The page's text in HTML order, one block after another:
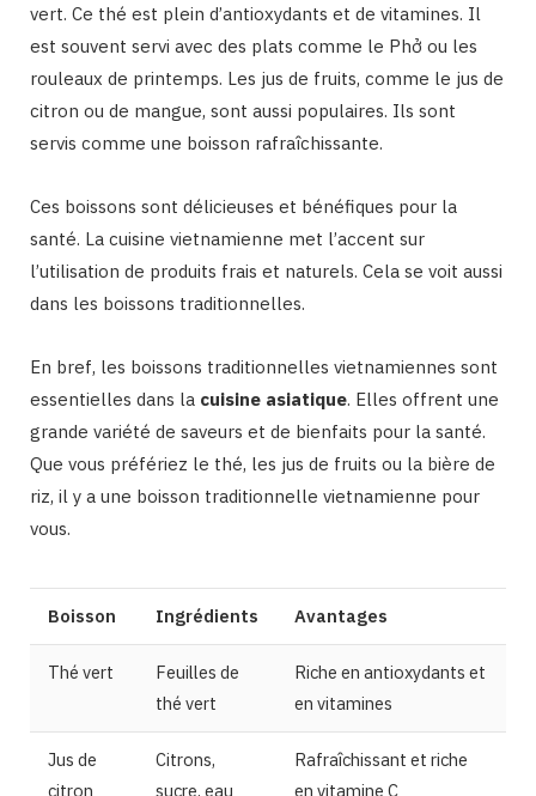
vert. Ce thé est plein d’antioxydants et de vitamines. Il
est souvent servi avec des plats comme le Phở ou les
rouleaux de printemps. Les jus de fruits, comme le jus de
citron ou de mangue, sont aussi populaires. Ils sont
servis comme une boisson rafraîchissante.
Ces boissons sont délicieuses et bénéfiques pour la
santé. La cuisine vietnamienne met l’accent sur
l’utilisation de produits frais et naturels. Cela se voit aussi
dans les boissons traditionnelles.
En bref, les boissons traditionnelles vietnamiennes sont
essentielles dans la cuisine asiatique. Elles offrent une
grande variété de saveurs et de bienfaits pour la santé.
Que vous préfériez le thé, les jus de fruits ou la bière de
riz, il y a une boisson traditionnelle vietnamienne pour
vous.
Boisson Ingrédients Avantages
Thé vert
Feuilles de
thé vert
Riche en antioxydants et
en vitamines
Jus de
citron
Citrons,
sucre, eau
Rafraîchissant et riche
en vitamine C